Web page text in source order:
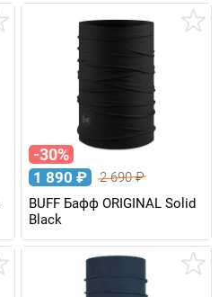
-30%
1 890 ₽ 2 690₽
BUFF Бафф ORIGINAL Solid
Black